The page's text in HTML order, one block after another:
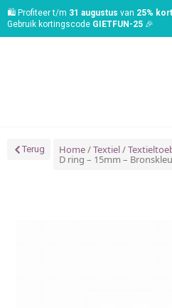
🛍️ Profiteer t/m 31 augustus van 25%
Gebruik kortingscode GIETFUN-25 🎉
Terug Home/Textiel/
D ring – 15mm –